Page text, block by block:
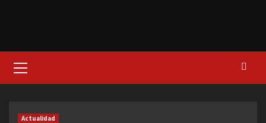
Menu
Actualidad